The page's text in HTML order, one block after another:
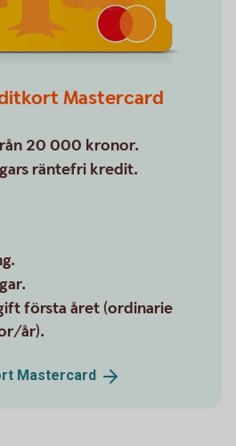
Mastercard
20 000 kronor.
räntefri kredit.
första året (ordinarie
år).
Mastercard